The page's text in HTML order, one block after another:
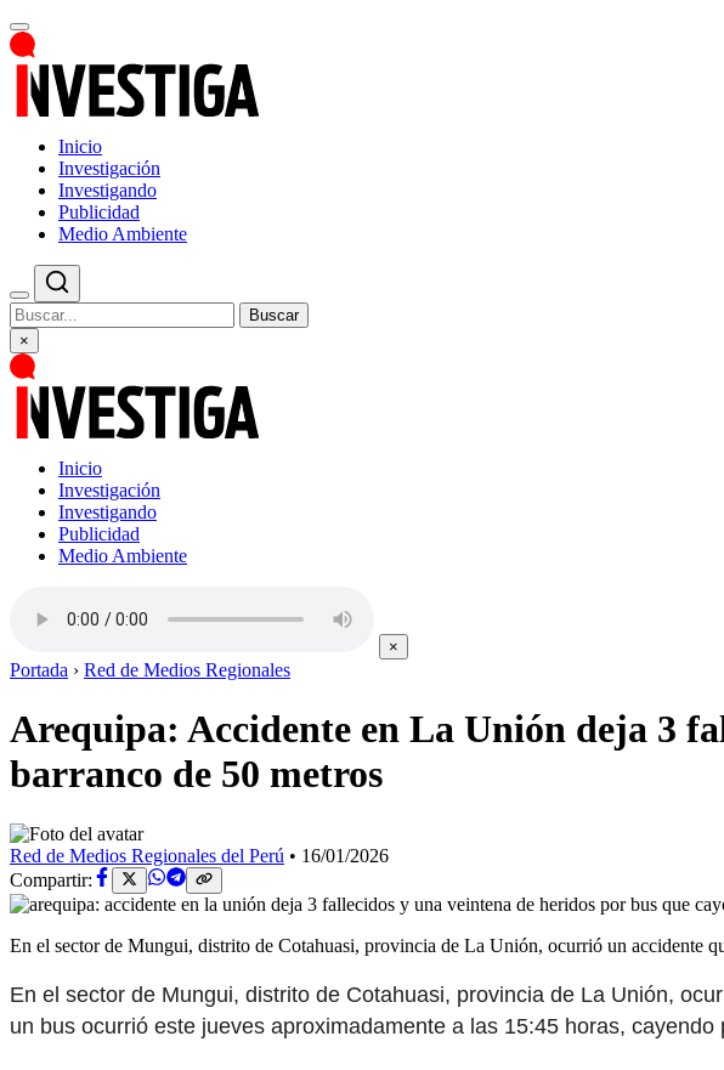
Inicio
Investigación
Investigando
Publicidad
Medio Ambiente
Buscar
×
Inicio
Investigación
Investigando
Publicidad
Medio Ambiente
×
Portada › Red de Medios Regionales
Arequipa: Accidente en La Unión deja 3
barranco de 50 metros
Red de Medios Regionales del Perú • 16/01/2026
Compartir:
En el sector de Mungui, distrito de Cotahuasi, provincia de La Unión, ocurrió un accidente
En el sector de Mungui, distrito de Cotahuasi, provincia de La Unión,
un bus ocurrió este jueves aproximadamente a las 15:45 horas,